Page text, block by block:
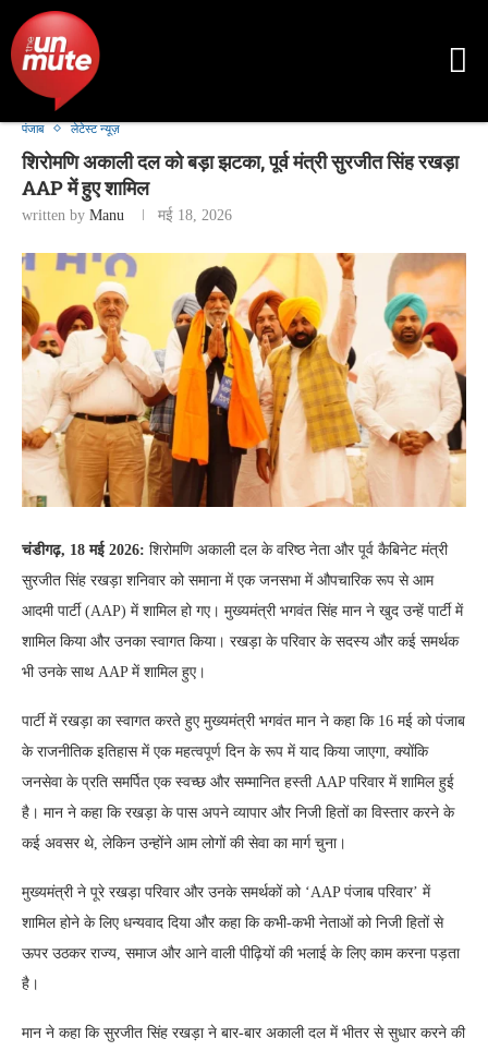
पंजाब लेटेस्ट न्यूज़
शिरोमणि अकाली दल को बड़ा झटका, पूर्व मंत्री सुरजीत सिंह रखड़ा
AAP में हुए शामिल
written by Manu मई 18, 2026
चंडीगढ़, 18 मई 2026: शिरोमणि अकाली दल के वरिष्ठ नेता और पूर्व कैबिनेट मंत्री
सुरजीत सिंह रखड़ा शनिवार को समाना में एक जनसभा में औपचारिक रूप से आम
आदमी पार्टी (AAP) में शामिल हो गए। मुख्यमंत्री भगवंत सिंह मान ने खुद उन्हें पार्टी में
शामिल किया और उनका स्वागत किया। रखड़ा के परिवार के सदस्य और कई समर्थक
भी उनके साथ AAP में शामिल हुए।
पार्टी में रखड़ा का स्वागत करते हुए मुख्यमंत्री भगवंत मान ने कहा कि 16 मई को पंजाब
के राजनीतिक इतिहास में एक महत्वपूर्ण दिन के रूप में याद किया जाएगा, क्योंकि
जनसेवा के प्रति समर्पित एक स्वच्छ और सम्मानित हस्ती AAP परिवार में शामिल हुई
है। मान ने कहा कि रखड़ा के पास अपने व्यापार और निजी हितों का विस्तार करने के
कई अवसर थे, लेकिन उन्होंने आम लोगों की सेवा का मार्ग चुना।
मुख्यमंत्री ने पूरे रखड़ा परिवार और उनके समर्थकों को ‘AAP पंजाब परिवार’ में
शामिल होने के लिए धन्यवाद दिया और कहा कि कभी-कभी नेताओं को निजी हितों से
ऊपर उठकर राज्य, समाज और आने वाली पीढ़ियों की भलाई के लिए काम करना पड़ता
है।
मान ने कहा कि सुरजीत सिंह रखड़ा ने बार-बार अकाली दल में भीतर से सुधार करने की